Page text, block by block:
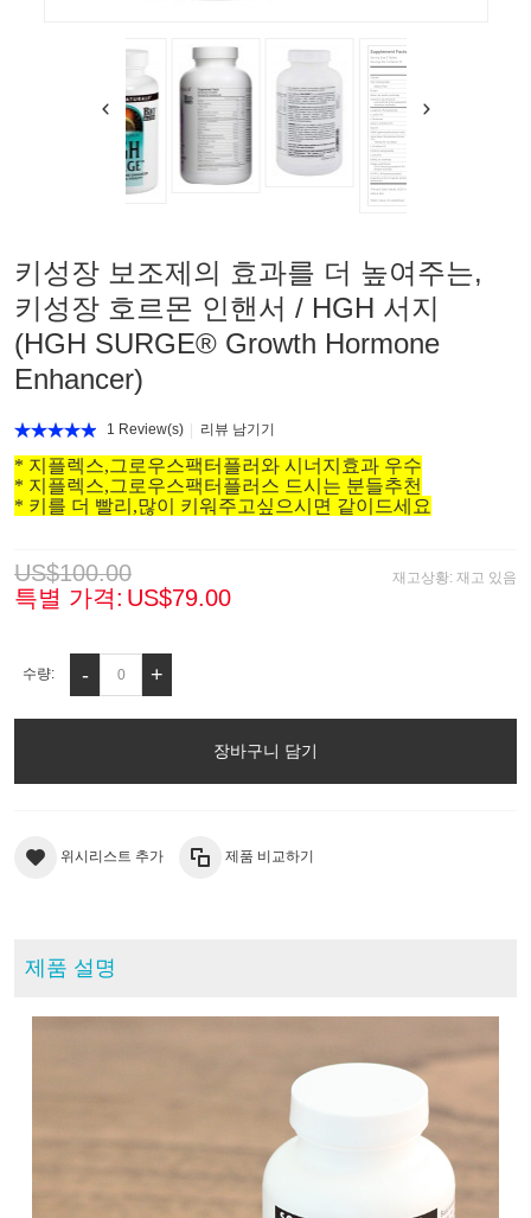
키성장 보조제의 효과를 더 높여주는,
키성장 호르몬 인핸서 / HGH 서지
(HGH SURGE® Growth Hormone
Enhancer)
1 Review(s) 리뷰 남기기
* 지플렉스,그로우스팩터플러와 시너지효과 우수
* 지플렉스,그로우스팩터플러스 드시는 분들추천
* 키를 더 빨리,많이 키워주고싶으시면 같이드세요
재고상황: 재고 있음
US$100.00
특별 가격: US$79.00
수량: - +
장바구니 담기
위시리스트 추가 제품 비교하기
제품 설명